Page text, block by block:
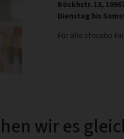
Böckhstr. 13,
Dienstag bis
Für alle stocubo
wir es